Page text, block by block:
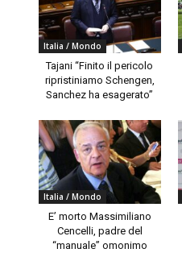
Italia / Mondo
Tajani “Finito il pericolo
ripristiniamo Schengen,
Sanchez ha esagerato”
Italia / Mondo
E’ morto Massimiliano
Cencelli, padre del
“manuale” omonimo